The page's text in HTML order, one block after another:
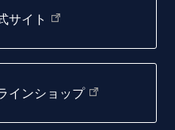
ダル 旭川本店
サイト
インショップ